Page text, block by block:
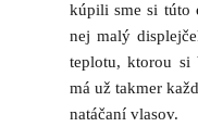
kúpili sme si túto
nej malý
teplotu, ktorou si
má už takmer
natáčaní vlasov.